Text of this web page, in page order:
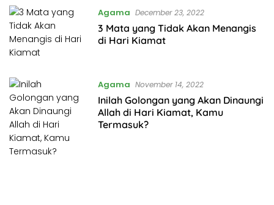
Agama December 23, 2022
3 Mata yang Tidak Akan Menangis
di Hari Kiamat
Agama November 14, 2022
Inilah Golongan yang Akan Dinaungi
Allah di Hari Kiamat, Kamu
Termasuk?